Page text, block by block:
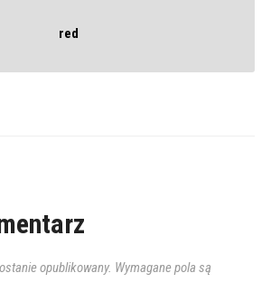
red
opublikowany. Wymagane pola są